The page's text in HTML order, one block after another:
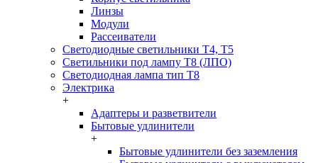
Линзы
Модули
Рассеиватели
Светодиодные светильники T4, T5
Светильники под лампу Т8 (ЛПО)
Светодиодная лампа тип T8
Электрика
+
Адаптеры и разветвители
Бытовые удлинители
+
Бытовые удлинители без заземления